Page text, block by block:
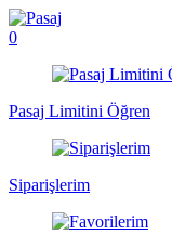
0
Pasaj Limitini Öğren
Siparişlerim